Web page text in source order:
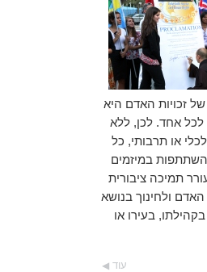
זכויות האדם היא
לכל אחד. לכן, ללא
או תרבותי, כל
במיזמים
תמיכה ציבורית
האדם ולחינוך בנושא
בעירו או
עוד